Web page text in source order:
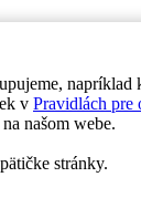
v Pravidlách pre
našom webe.
stránky.